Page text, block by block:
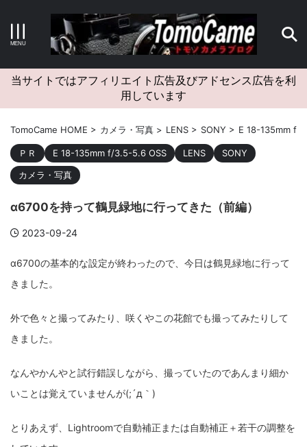
キーワードで検索する
カテゴリー
アーカイブ
タグクラウド
Canon
fujifilm game GR III hobby info iPad
iPhone
LUMIX GF9 LUMIX L10 LUMIX S1 LUMIX S9
OLYMPUS OM-3 om-5 II omsystem
当サイトではアフィリエイト広告及びアドセンス広告を利
用しています
TomoCame HOME > カメラ・写真 > LENS > SONY > E 18-135mm f/
ＰＲ E 18-135mm f/3.5-5.6 OSS LENS
SONY
カメラ・写真
α6700を持って鶴見緑地に行ってきた（前編）
2023-09-24
α6700の基本的な設定が終わったので、今日は鶴見緑地に行って
きました。
外で色々と撮ってみたり、咲くやこの花館でも撮ってみたりして
きました。
なんやかんやと試行錯誤しながら、撮っていたのであんまり細か
いことは覚えていませんが(;´д｀)
とりあえず、Lightroomで自動補正または自動補正＋若干の調整を